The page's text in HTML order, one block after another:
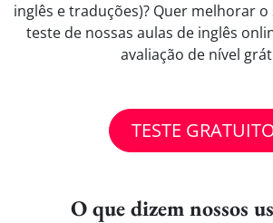
inglês e traduções)? Quer melhorar o
teste de nossas aulas de inglês
avaliação de nível
TESTE
O que dizem nossos